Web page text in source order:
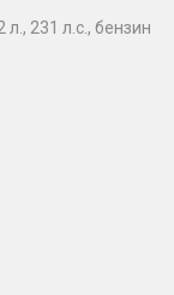
л., 231 л.с., бензин